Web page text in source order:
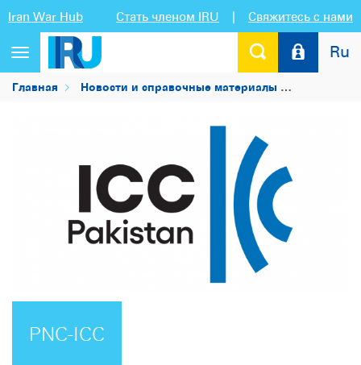
Iran War Hub Стать членом IRU | Свяжитесь с нами
Переключить
навигацию
Ru
Главная Новости и справочные материалы
PNC-ICC